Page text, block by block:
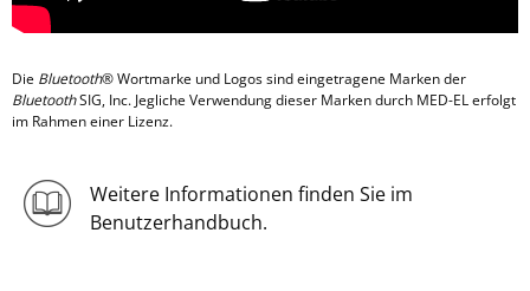
Die Bluetooth® Wortmarke und Logos sind eingetragene Marken der
BluetoothSIG, Inc. Jegliche Verwendung dieser Marken durch MED-EL erfolgt
im Rahmen einer Lizenz.
Weitere Informationen finden Sie im
Benutzerhandbuch.